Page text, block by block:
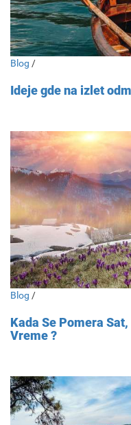
Blog /
Ideje gde na izlet
Blog /
Kada Se Pomera
Vreme ?